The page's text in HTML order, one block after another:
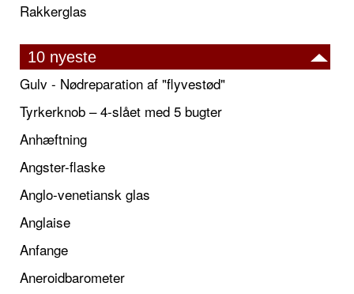
Rakkerglas
10 nyeste
Gulv - Nødreparation af "flyvestød"
Tyrkerknob – 4-slået med 5 bugter
Anhæftning
Angster-flaske
Anglo-venetiansk glas
Anglaise
Anfange
Aneroidbarometer